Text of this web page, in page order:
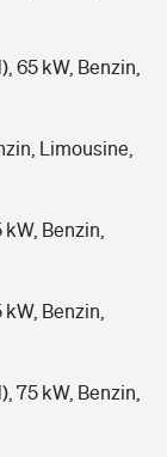
65 kW, Benzin,
Limousine,
Benzin,
Benzin,
75 kW, Benzin,